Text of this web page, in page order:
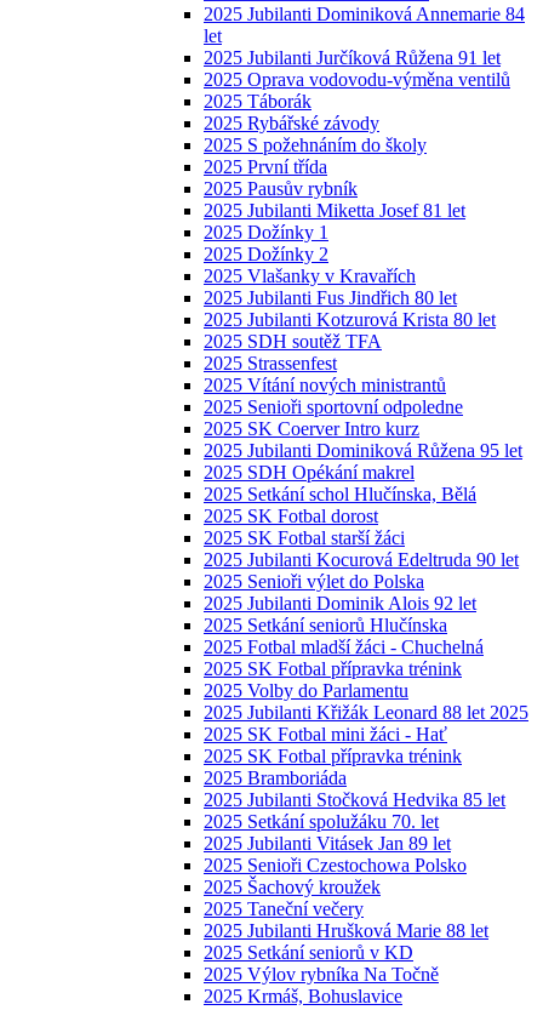
2025 Jubilanti Dominiková Annemarie 84
let
2025 Jubilanti Jurčíková Růžena 91 let
2025 Oprava vodovodu-výměna ventilů
2025 Táborák
2025 Rybářské závody
2025 S požehnáním do školy
2025 První třída
2025 Pausův rybník
2025 Jubilanti Miketta Josef 81 let
2025 Dožínky 1
2025 Dožínky 2
2025 Vlašanky v Kravařích
2025 Jubilanti Fus Jindřich 80 let
2025 Jubilanti Kotzurová Krista 80 let
2025 SDH soutěž TFA
2025 Strassenfest
2025 Vítání nových ministrantů
2025 Senioři sportovní odpoledne
2025 SK Coerver Intro kurz
2025 Jubilanti Dominiková Růžena 95 let
2025 SDH Opékání makrel
2025 Setkání schol Hlučínska, Bělá
2025 SK Fotbal dorost
2025 SK Fotbal starší žáci
2025 Jubilanti Kocurová Edeltruda 90 let
2025 Senioři výlet do Polska
2025 Jubilanti Dominik Alois 92 let
2025 Setkání seniorů Hlučínska
2025 Fotbal mladší žáci - Chuchelná
2025 SK Fotbal přípravka trénink
2025 Volby do Parlamentu
2025 Jubilanti Křižák Leonard 88 let 2025
2025 SK Fotbal mini žáci - Hať
2025 SK Fotbal přípravka trénink
2025 Bramboriáda
2025 Jubilanti Stočková Hedvika 85 let
2025 Setkání spolužáku 70. let
2025 Jubilanti Vitásek Jan 89 let
2025 Senioři Czestochowa Polsko
2025 Šachový kroužek
2025 Taneční večery
2025 Jubilanti Hrušková Marie 88 let
2025 Setkání seniorů v KD
2025 Výlov rybníka Na Točně
2025 Krmáš, Bohuslavice